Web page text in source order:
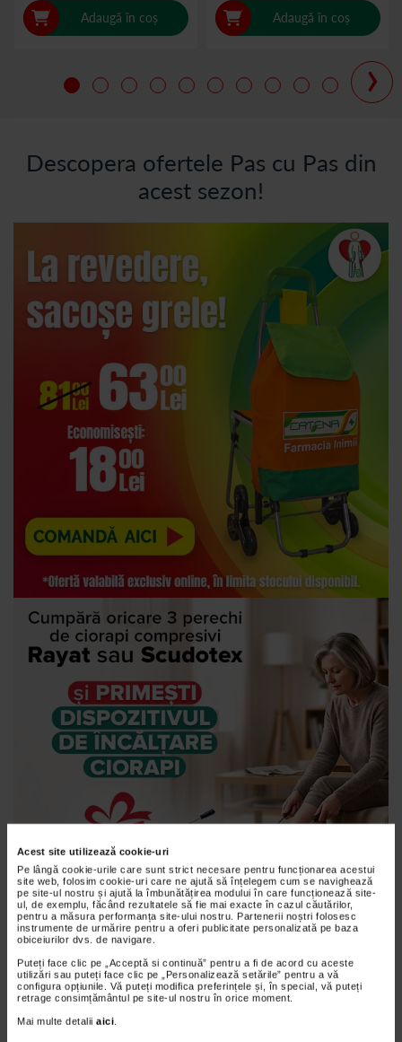
Acest site utilizează cookie-uri
Pe lângă cookie-urile care sunt strict necesare pentru funcționarea acestui
site web, folosim cookie-uri care ne ajută să înțelegem cum se navighează
pe site-ul nostru și ajută la îmbunătățirea modului în care funcționează site-
ul, de exemplu, făcând rezultatele să fie mai exacte în cazul căutărilor,
pentru a măsura performanța site-ului nostru. Partenerii noștri folosesc
instrumente de urmărire pentru a oferi publicitate personalizată pe baza
obiceiurilor dvs. de navigare.
Puteți face clic pe „Acceptă si continuă” pentru a fi de acord cu aceste
utilizări sau puteți face clic pe „Personalizează setările” pentru a vă
configura opțiunile. Vă puteți modifica preferințele și, în special, vă puteți
retrage consimțământul pe site-ul nostru în orice moment.
Mai multe detalii aici.
Adaugă în coș
Adaugă în coș
›
Descopera ofertele Pas cu Pas din
acest sezon!